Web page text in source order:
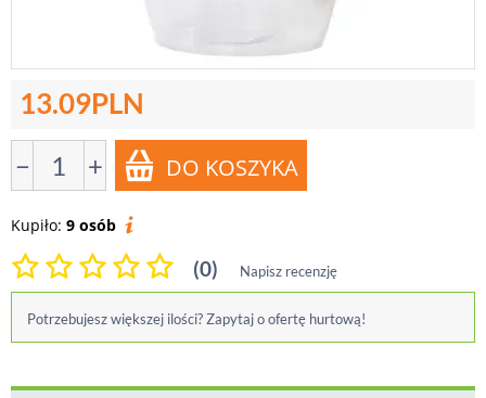
13.09PLN
− +
Kupiło: 9 osób
(0) Napisz recenzję
Potrzebujesz większej ilości? Zapytaj o ofertę hurtową!